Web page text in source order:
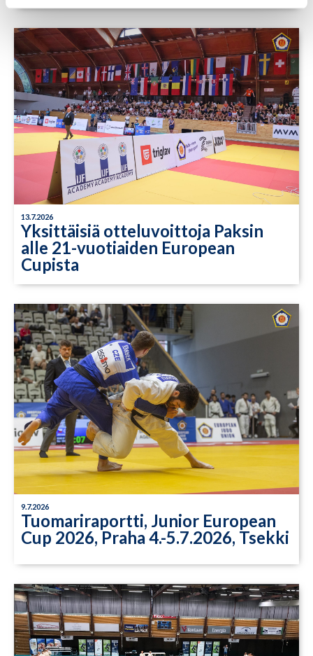
13.7.2026
Yksittäisiä otteluvoittoja Paksin
alle 21-vuotiaiden European
Cupista
9.7.2026
Tuomariraportti, Junior European
Cup 2026, Praha 4.-5.7.2026, Tsekki